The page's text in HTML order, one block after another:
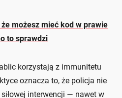
że możesz mieć kod w prawie
to sprawdzi
korzystają z immunitetu
oznacza to, że policja nie
interwencji — nawet w